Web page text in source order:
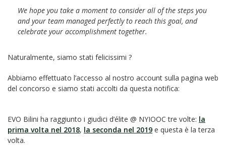
We hope you take a moment to consider all of the steps you
and your team managed perfectly to reach this goal, and
celebrate your accomplishment together.
Naturalmente, siamo stati felicissimi ?
Abbiamo effettuato l’accesso al nostro account sulla pagina web
del concorso e siamo stati accolti da questa notifica:
EVO Bilini ha raggiunto i giudici d’élite @ NYIOOC tre volte: la
prima volta nel 2018, la seconda nel 2019 e questa è la terza
volta.